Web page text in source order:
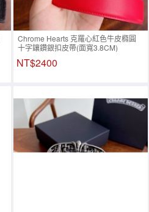
Chrome Hearts 克羅心紅色牛皮橢圓
十字鑲鑽銀扣皮帶(面寬3.8CM)
NT$2400